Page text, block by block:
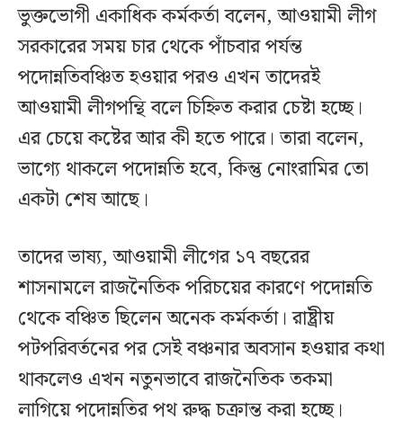
ভুক্তভোগী একাধিক কর্মকর্তা বলেন, আওয়ামী লীগ
সরকারের সময় চার থেকে পাঁচবার পর্যন্ত
পদোন্নতিবঞ্চিত হওয়ার পরও এখন তাদেরই
আওয়ামী লীগপন্থি বলে চিহ্নিত করার চেষ্টা হচ্ছে।
এর চেয়ে কষ্টের আর কী হতে পারে। তারা বলেন,
ভাগ্যে থাকলে পদোন্নতি হবে, কিন্তু নোংরামির তো
একটা শেষ আছে।
তাদের ভাষ্য, আওয়ামী লীগের ১৭ বছরের
শাসনামলে রাজনৈতিক পরিচয়ের কারণে পদোন্নতি
থেকে বঞ্চিত ছিলেন অনেক কর্মকর্তা। রাষ্ট্রীয়
পটপরিবর্তনের পর সেই বঞ্চনার অবসান হওয়ার কথা
থাকলেও এখন নতুনভাবে রাজনৈতিক তকমা
লাগিয়ে পদোন্নতির পথ রুদ্ধ চক্রান্ত করা হচ্ছে।